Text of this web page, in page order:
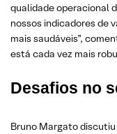
qualidade operacional
nossos indicadores de
mais saudáveis”,
está cada vez mais
Desafios no
Bruno Margato